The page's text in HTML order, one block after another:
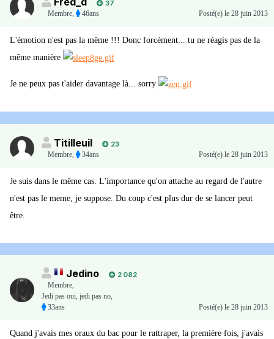
37
Membre, 46ans Posté(e) le 28 juin 2013
L'émotion n'est pas la même !!! Donc forcément... tu ne réagis pas de la
même manière
Je ne peux pas t'aider davantage là... sorry
Titilleuil
23
Membre, 34ans Posté(e) le 28 juin 2013
Je suis dans le même cas. L'importance qu'on attache au regard de l'autre
n'est pas le meme, je suppose. Du coup c'est plus dur de se lancer peut
être.
Jedino
2 082
Membre,
Jedi pas oui, jedi pas no,
33ans
Posté(e) le 28 juin 2013
Quand j'avais mes oraux du bac pour le rattraper, la première fois, j'avais